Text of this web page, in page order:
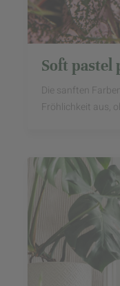
Soft pastel
Die sanften
Fröhlichkeit aus,